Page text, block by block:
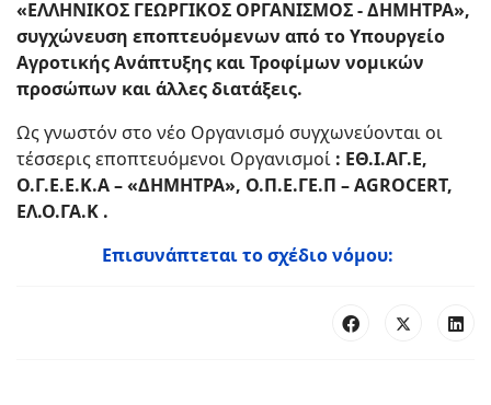
«ΕΛΛΗΝΙΚΟΣ ΓΕΩΡΓΙΚΟΣ ΟΡΓΑΝΙΣΜΟΣ - ΔΗΜΗΤΡΑ»,
συγχώνευση εποπτευόμενων από το Υπουργείο
Αγροτικής Ανάπτυξης και Τροφίμων νομικών
προσώπων και άλλες διατάξεις.
Ως γνωστόν στο νέο Οργανισμό συγχωνεύονται οι
τέσσερις εποπτευόμενοι Οργανισμοί : ΕΘ.Ι.ΑΓ.Ε,
Ο.Γ.Ε.Ε.Κ.Α – «ΔΗΜΗΤΡΑ», Ο.Π.Ε.ΓΕ.Π – AGROCERT,
ΕΛ.Ο.ΓΑ.Κ .
Επισυνάπτεται το σχέδιο νόμου: